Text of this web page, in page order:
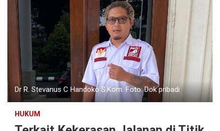
Dr R. Stevanus C Handoko S.Kom. Foto: Dok pribadi
HUKUM